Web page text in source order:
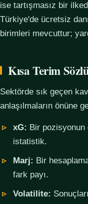
ise tartışmasız bir
Türkiye'de ücretsiz
birimleri mevcuttur;
Kısa Terim
Sektörde sık geçen
anlaşılmaların önüne
xG: Bir pozisyonun
istatistik.
Marj: Bir
fark payı.
Volatilite: